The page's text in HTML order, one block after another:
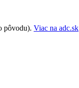
pôvodu). Viac na adc.sk